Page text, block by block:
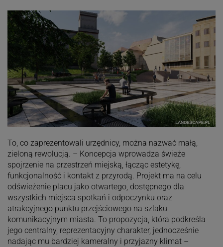
To, co zaprezentowali urzędnicy, można nazwać małą,
zieloną rewolucją. – Koncepcja wprowadza świeże
spojrzenie na przestrzeń miejską, łącząc estetykę,
funkcjonalność i kontakt z przyrodą. Projekt ma na celu
odświeżenie placu jako otwartego, dostępnego dla
wszystkich miejsca spotkań i odpoczynku oraz
atrakcyjnego punktu przejściowego na szlaku
komunikacyjnym miasta. To propozycja, która podkreśla
jego centralny, reprezentacyjny charakter, jednocześnie
nadając mu bardziej kameralny i przyjazny klimat –